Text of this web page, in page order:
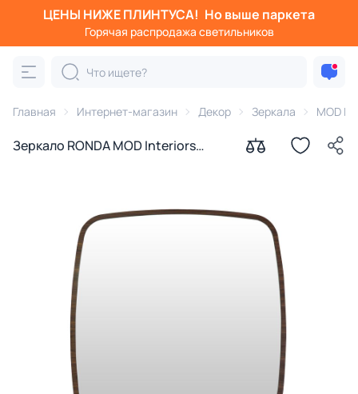
ЦЕНЫ НИЖЕ ПЛИНТУСА! Но выше паркета
Горячая распродажа светильников
Главная Интернет-магазин Декор Зеркала MOD
Зеркало RONDA MOD Interiors